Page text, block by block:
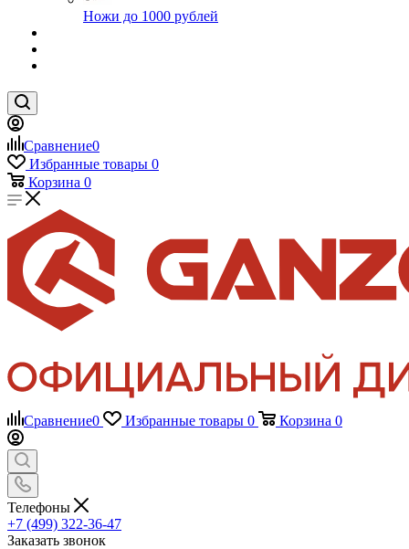
Ножи до 1000 рублей
Сравнение0
Избранные товары 0
Корзина 0
Сравнение0 Избранные товары 0 Корзина 0
Телефоны
+7 (499) 322-36-47
Заказать звонок